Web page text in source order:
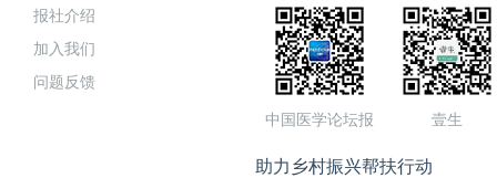
报社介绍
加入我们
问题反馈
中国医学论坛报 壹生
助力乡村振兴帮扶行动